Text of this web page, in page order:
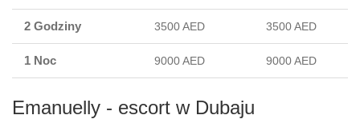
Emanuelly - escort w Dubaju
2 Godziny 3500 AED 3500 AED
1 Noc 9000 AED 9000 AED